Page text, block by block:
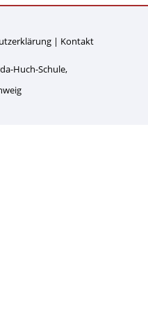
Kontakt
Huch-Schule,